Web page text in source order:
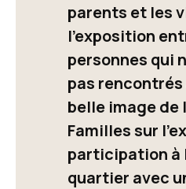
parents et les
l’exposition
personnes qui
pas
belle image de
Familles sur
participation à
quartier avec